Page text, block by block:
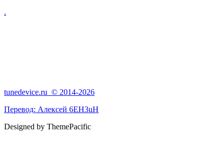
.
tunedevice.ru © 2014-2026
Перевод: Алексей 6EH3uH
Designed by ThemePacific